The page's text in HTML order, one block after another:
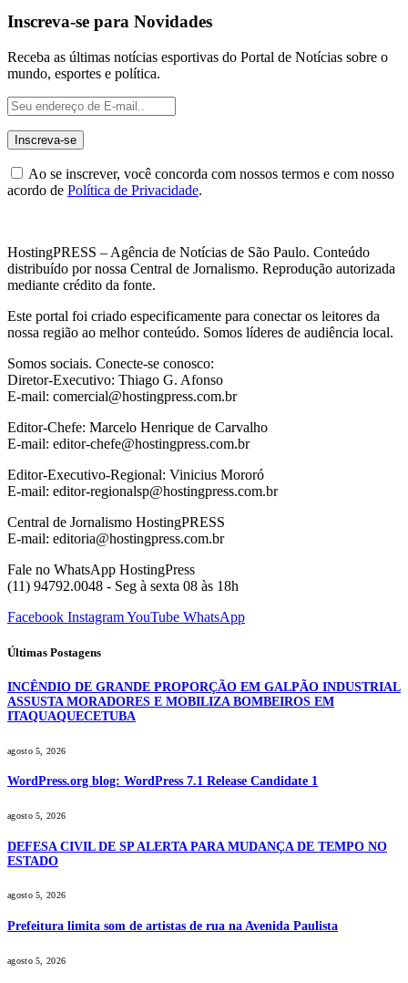
Inscreva-se para Novidades
Receba as últimas notícias esportivas do Portal de Notícias sobre o
mundo, esportes e política.
Ao se inscrever, você concorda com nossos termos e com nosso
acordo de Política de Privacidade.
HostingPRESS – Agência de Notícias de São Paulo. Conteúdo
distribuído por nossa Central de Jornalismo. Reprodução autorizada
mediante crédito da fonte.
Este portal foi criado especificamente para conectar os leitores da
nossa região ao melhor conteúdo. Somos líderes de audiência local.
Somos sociais. Conecte-se conosco:
Diretor-Executivo: Thiago G. Afonso
E-mail: comercial@hostingpress.com.br
Editor-Chefe: Marcelo Henrique de Carvalho
E-mail: editor-chefe@hostingpress.com.br
Editor-Executivo-Regional: Vinicius Mororó
E-mail: editor-regionalsp@hostingpress.com.br
Central de Jornalismo HostingPRESS
E-mail: editoria@hostingpress.com.br
Fale no WhatsApp HostingPress
(11) 94792.0048 - Seg à sexta 08 às 18h
Facebook InstagramYouTube WhatsApp
Últimas Postagens
INCÊNDIO DE GRANDE PROPORÇÃO EM GALPÃO INDUSTRIAL
ASSUSTA MORADORES E MOBILIZA BOMBEIROS EM
ITAQUAQUECETUBA
agosto 5, 2026
WordPress.org blog: WordPress 7.1 Release Candidate 1
agosto 5, 2026
DEFESA CIVIL DE SP ALERTA PARA MUDANÇA DE TEMPO NO
ESTADO
agosto 5, 2026
Prefeitura limita som de artistas de rua na Avenida Paulista
agosto 5, 2026